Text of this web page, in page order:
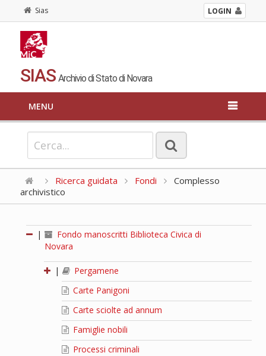
Sias LOGIN
SIAS Archivio di Stato di Novara
MENU
Ricerca guidata Fondi
Complesso
archivistico
|
Fondo manoscritti Biblioteca Civica di
Novara
|
Pergamene
Carte Panigoni
Carte sciolte ad annum
Famiglie nobili
Processi criminali